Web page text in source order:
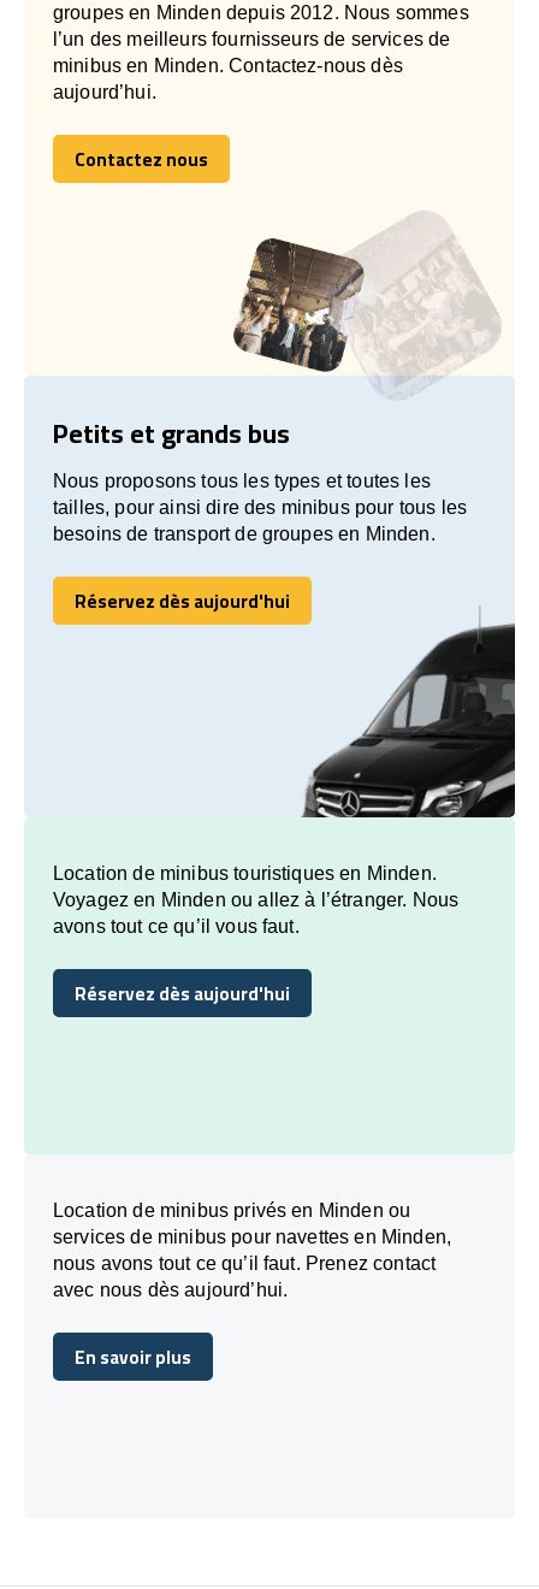
groupes en Minden depuis 2012. Nous sommes
l’un des meilleurs fournisseurs de services de
minibus en Minden. Contactez-nous dès
aujourd’hui.
Contactez nous
Contactez nous
Petits et grands bus
Nous proposons tous les types et toutes les
tailles, pour ainsi dire des minibus pour tous les
besoins de transport de groupes en Minden.
Réservez dès aujourd'hui
Réservez dès aujourd'hui
Location de minibus touristiques en Minden.
Voyagez en Minden ou allez à l’étranger. Nous
avons tout ce qu’il vous faut.
Réservez dès aujourd'hui
Réservez dès aujourd'hui
Location de minibus privés en Minden ou
services de minibus pour navettes en Minden,
nous avons tout ce qu’il faut. Prenez contact
avec nous dès aujourd’hui.
En savoir plus
En savoir plus